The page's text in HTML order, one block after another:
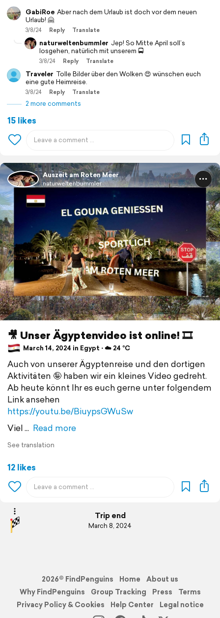
GabiRoe Aber nach dem Urlaub ist doch vor dem neuen
Urlaub! 🤗
3/8/24 Reply Translate
naturweltenbummler Jep! So Mitte April soll’s
losgehen, natürlich mit unserem 🚍
3/8/24 Reply Translate
Traveler Tolle Bilder über den Wolken 😍 wünschen euch
eine gute Heimreise.
3/8/24 Reply Translate
2 more comments
15 likes
Auszeit am Roten Meer
naturweltenbummler
🎥 Unser Ägyptenvideo ist online! 🎞️
March 14, 2024 in Egypt ⋅ ☁️ 24 °C
Auch von unserer Ägyptenreise und den dortigen
Aktivitäten 🤪 haben wir ein kleines Video gedreht.
Ab heute könnt Ihr es euch gerne unter folgendem
Link ansehen
https://youtu.be/BiuypsGWuSw
Viel
Read more
See translation
12 likes
Trip end
March 8, 2024
2026© FindPenguins Home
About us
Why FindPenguins
Group Tracking Press
Terms
Privacy Policy & Cookies
Help Center
Legal notice